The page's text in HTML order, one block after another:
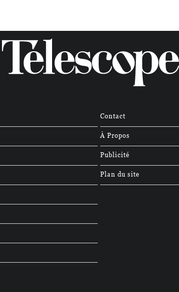
Contact
À Propos
Publicité
Plan du site